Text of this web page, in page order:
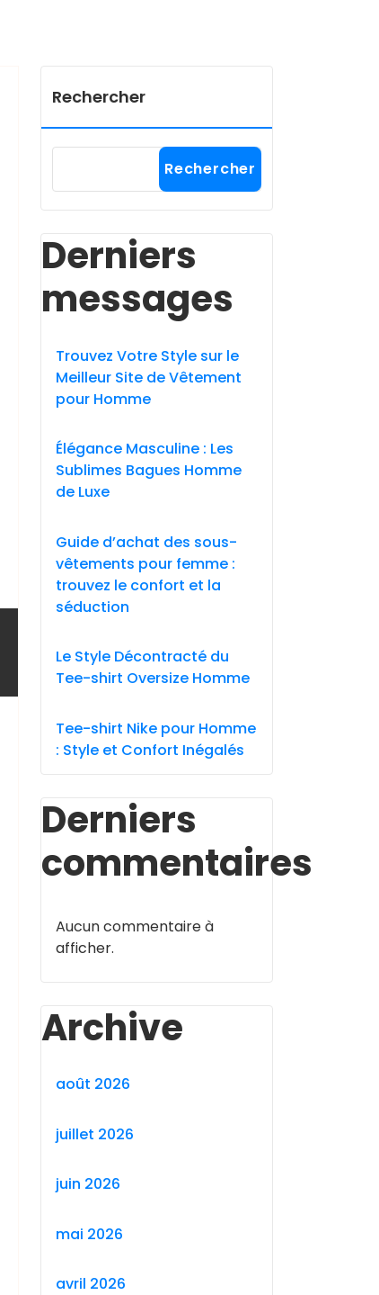
Rechercher
Rechercher
Derniers
messages
Trouvez Votre Style sur le
Meilleur Site de Vêtement
pour Homme
Élégance Masculine : Les
Sublimes Bagues Homme
de Luxe
Guide d’achat des sous-
vêtements pour femme :
trouvez le confort et la
séduction
Le Style Décontracté du
Tee-shirt Oversize Homme
Tee-shirt Nike pour Homme
: Style et Confort Inégalés
Derniers
commentaires
Aucun commentaire à
afficher.
Archive
août 2026
juillet 2026
juin 2026
mai 2026
avril 2026